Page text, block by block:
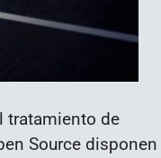
tratamiento de
Source disponen